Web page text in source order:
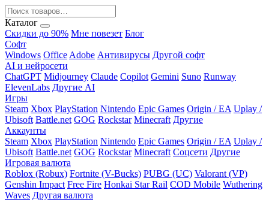
Каталог
Скидки до 90% Мне повезет Блог
Софт
Windows Office Adobe Антивирусы Другой софт
AI и нейросети
ChatGPT Midjourney Claude Copilot Gemini Suno Runway
ElevenLabs Другие AI
Игры
Steam Xbox PlayStation Nintendo Epic Games Origin / EA Uplay /
Ubisoft Battle.net GOG Rockstar Minecraft Другие
Аккаунты
Steam Xbox PlayStation Nintendo Epic Games Origin / EA Uplay /
Ubisoft Battle.net GOG Rockstar Minecraft Соцсети Другие
Игровая валюта
Roblox (Robux) Fortnite (V-Bucks) PUBG (UC) Valorant (VP)
Genshin Impact Free Fire Honkai Star Rail COD Mobile Wuthering
Waves Другая валюта